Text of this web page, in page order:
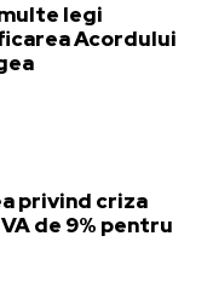
legi
Acordului
privind criza
de 9% pentru